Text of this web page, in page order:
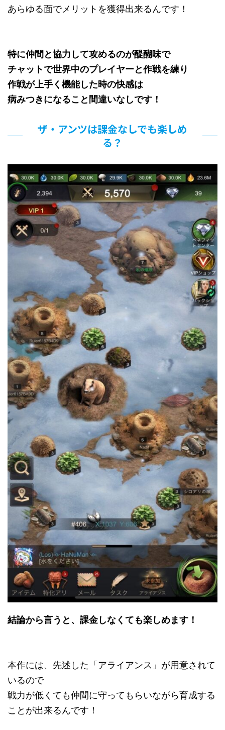
あらゆる面でメリットを獲得出来るんです！
特に仲間と協力して攻めるのが醍醐味で
チャットで世界中のプレイヤーと作戦を練り
作戦が上手く機能した時の快感は
病みつきになること間違いなしです！
ザ・アンツは課金なしでも楽しめ
る？
結論から言うと、課金しなくても楽しめます！
本作には、先述した「アライアンス」が用意されて
いるので
戦力が低くても仲間に守ってもらいながら育成する
ことが出来るんです！